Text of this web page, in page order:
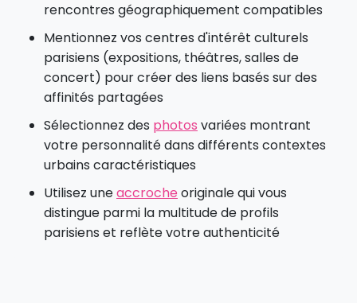
rencontres géographiquement compatibles
Mentionnez vos centres d'intérêt culturels
parisiens (expositions, théâtres, salles de
concert) pour créer des liens basés sur des
affinités partagées
Sélectionnez des photos variées montrant
votre personnalité dans différents contextes
urbains caractéristiques
Utilisez uneaccrocheoriginale qui vous
distingue parmi la multitude de profils
parisiens et reflète votre authenticité